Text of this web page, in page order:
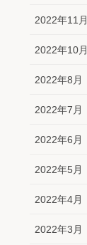
2022年11月
2022年10月
2022年8月
2022年7月
2022年6月
2022年5月
2022年4月
2022年3月